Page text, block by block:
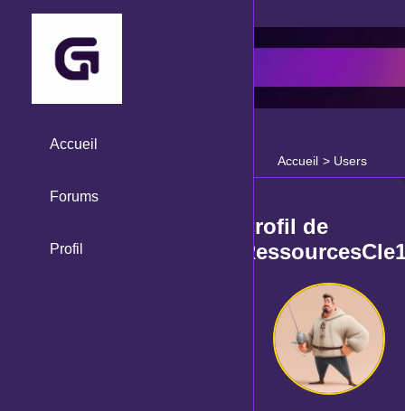
Accueil > Users
Accueil
Forums
Profil
Profil de